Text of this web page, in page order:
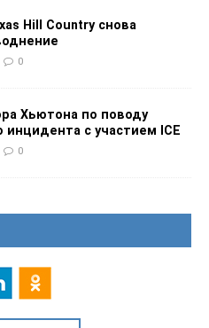
Hill Country снова
0
Хьютона по поводу
инцидента с участием ICE
0